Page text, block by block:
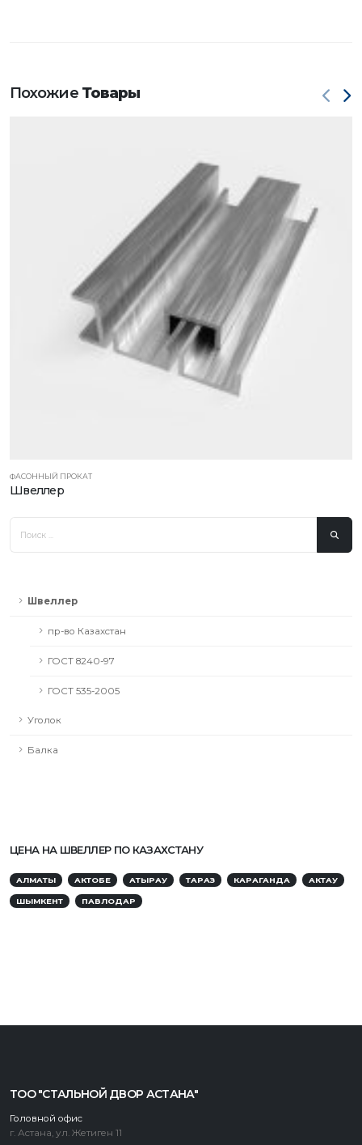
Похожие Товары
ФАСОННЫЙ ПРОКАТ
Швеллер
Швеллер
пр-во Казахстан
ГОСТ 8240-97
ГОСТ 535-2005
Уголок
Балка
ЦЕНА НА ШВЕЛЛЕР ПО КАЗАХСТАНУ
АЛМАТЫ АКТОБЕ АТЫРАУ ТАРАЗ КАРАГАНДА АКТАУ
ШЫМКЕНТ ПАВЛОДАР
ТОО "СТАЛЬНОЙ ДВОР АСТАНА"
Головной офис
г. Астана, ул. Жетиген 11